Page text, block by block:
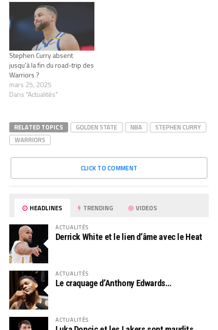
Stephen Curry absent
jusqu’à la fin du road-trip des
Warriors ?
mars 25, 2025
Dans "Actualités"
RELATED TOPICS GOLDEN STATE NBA
STEPHEN CURRY
WARRIORS
CLICK TO COMMENT
HEADLINES TRENDING VIDEOS
ACTUALITÉS
Derrick White et le lien d’âme avec le Heat
ACTUALITÉS
Le craquage d’Anthony Edwards…
ACTUALITÉS